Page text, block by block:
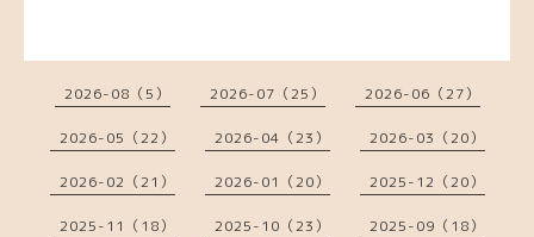
2026-08（5） 2026-07（25） 2026-06（27）
2026-05（22） 2026-04（23） 2026-03（20）
2026-02（21） 2026-01（20） 2025-12（20）
2025-11（18） 2025-10（23） 2025-09（18）